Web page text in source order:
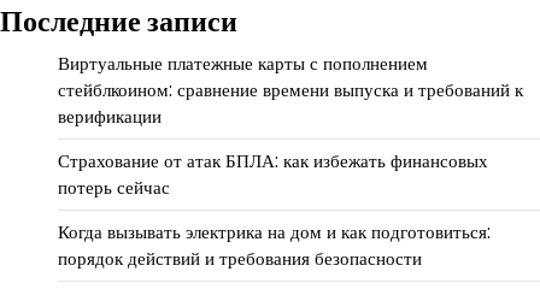
Последние записи
Виртуальные платежные карты с пополнением
стейблкоином: сравнение времени выпуска и требований к
верификации
Страхование от атак БПЛА: как избежать финансовых
потерь сейчас
Когда вызывать электрика на дом и как подготовиться:
порядок действий и требования безопасности